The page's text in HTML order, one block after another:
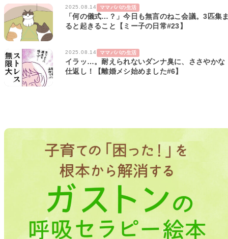
2025.08.14 ママパパの生活
「何の儀式…？」今日も無言のねこ会議。3匹集
ると起きること【ミー子の日常#23】
2025.08.14 ママパパの生活
イラッ…。耐えられないダンナ臭に、ささやかな
仕返し！【離婚メシ始めました#6】